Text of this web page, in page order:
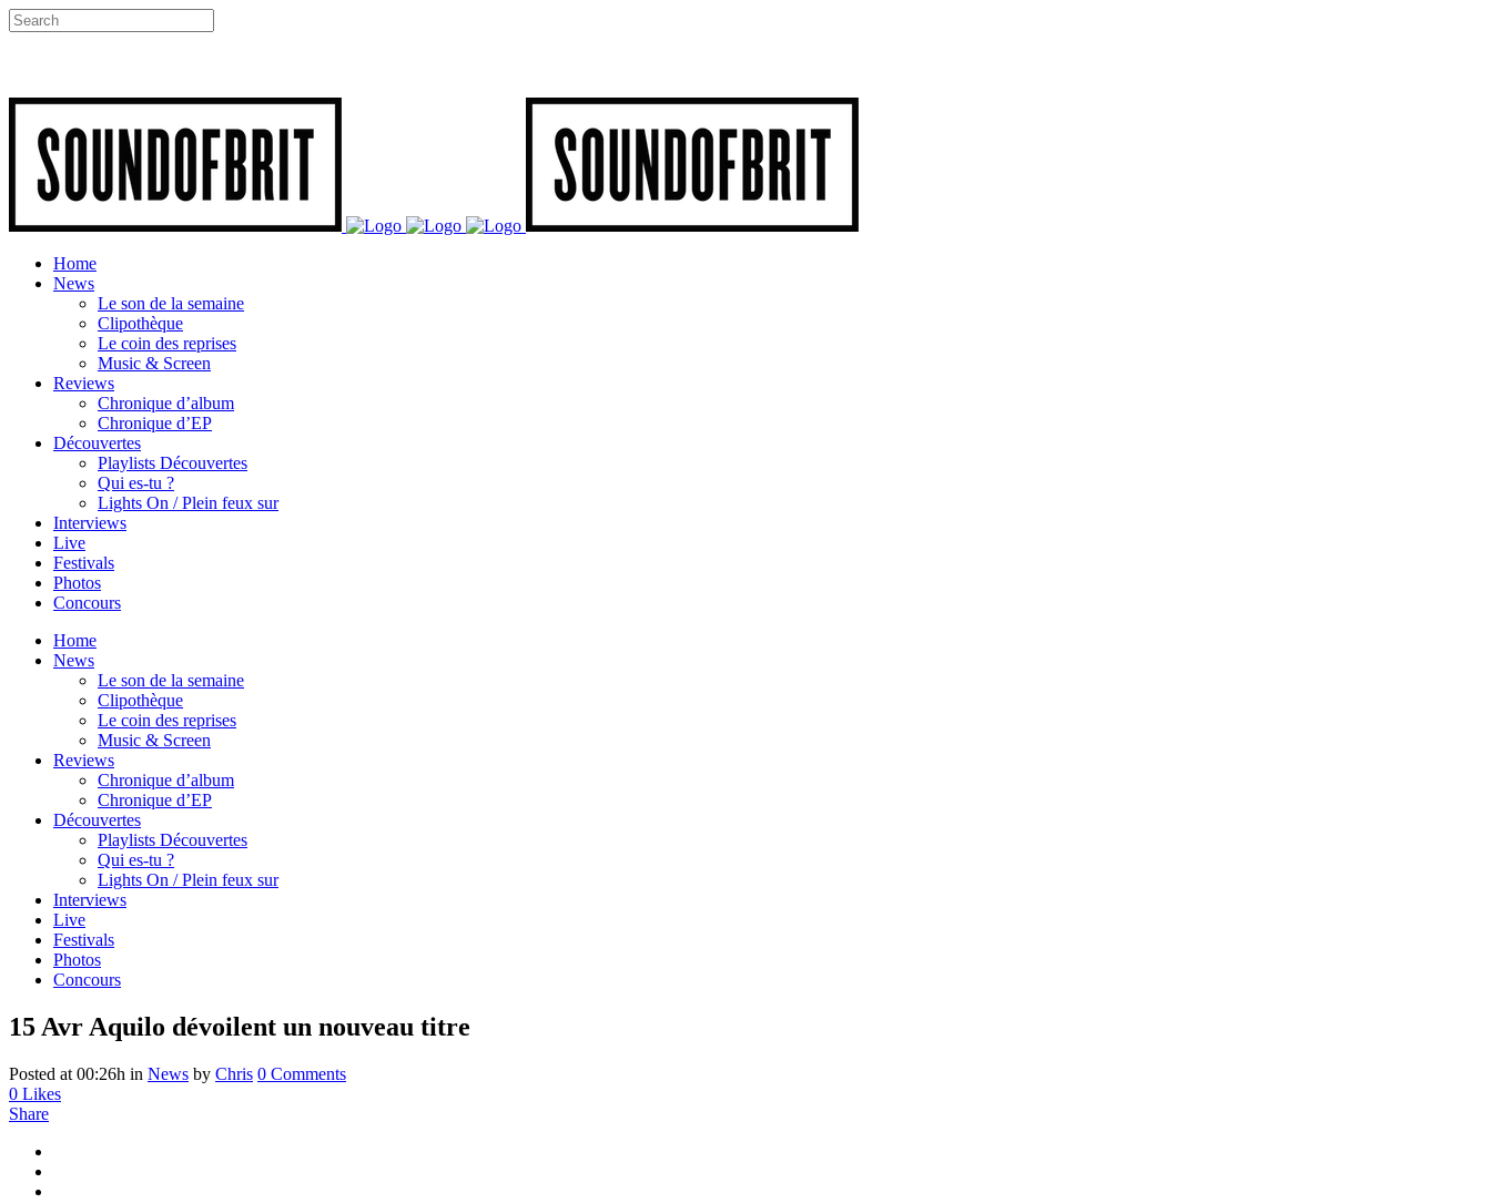
Home
News
Le son de la semaine
Clipothèque
Le coin des reprises
Music & Screen
Reviews
Chronique d’album
Chronique d’EP
Découvertes
Playlists Découvertes
Qui es-tu ?
Lights On / Plein feux sur
Interviews
Live
Festivals
Photos
Concours
Home
News
Le son de la semaine
Clipothèque
Le coin des reprises
Music & Screen
Reviews
Chronique d’album
Chronique d’EP
Découvertes
Playlists Découvertes
Qui es-tu ?
Lights On / Plein feux sur
Interviews
Live
Festivals
Photos
Concours
15 Avr Aquilo dévoilent un nouveau titre
Posted at 00:26h in News by Chris 0 Comments
0 Likes
Share